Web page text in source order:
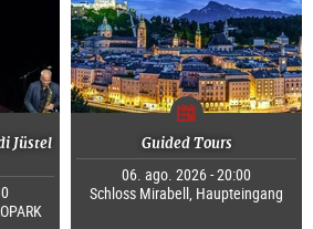
Jüstel
Guided Tours
06. ago. 2026 - 20:00
Schloss Mirabell, Haupteingang